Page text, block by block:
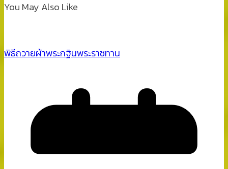
You May Also Like
พิธีถวายผ้าพระกฐินพระราชทาน